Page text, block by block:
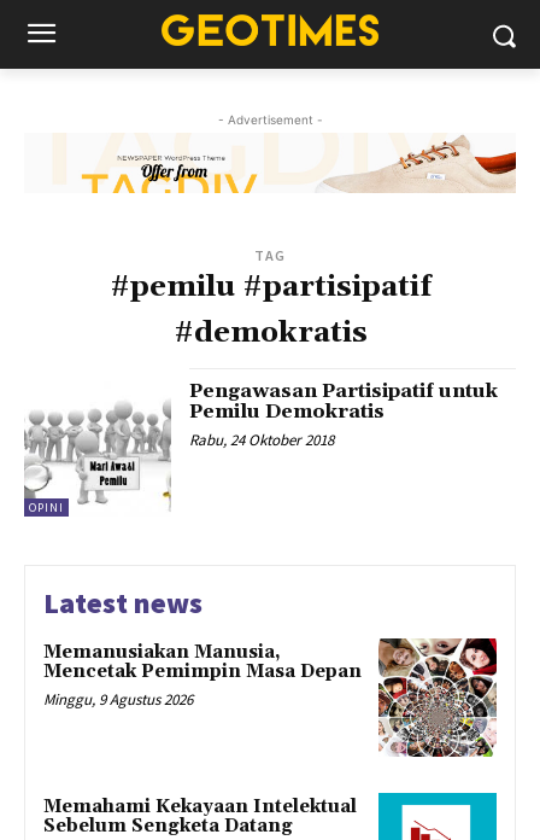
- Advertisement -
TAG
#pemilu #partisipatif
#demokratis
OPINI
Pengawasan Partisipatif untuk
Pemilu Demokratis
Rabu, 24 Oktober 2018
Latest news
Memanusiakan Manusia,
Mencetak Pemimpin Masa Depan
Minggu, 9 Agustus 2026
Memahami Kekayaan Intelektual
Sebelum Sengketa Datang